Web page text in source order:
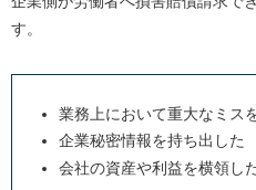
す。
業務上において重大なミス
企業秘密情報を持ち出した
会社の資産や利益を横領し